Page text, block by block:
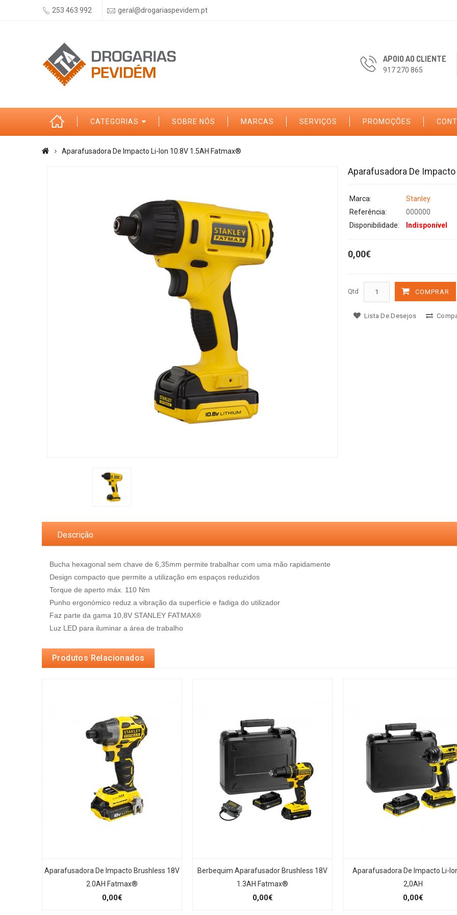
253 463 992 geral@drogariaspevidem.pt
APOIO AO CLIENTE
917 270 865
CATEGORIAS SOBRE NÓS MARCAS SERVIÇOS PROMOÇÕES
Aparafusadora De Impacto Li-Ion 10.8V 1.5AH Fatmax®
Aparafusadora De
Marca:
Stanley
Referência:
000000
Disponibilidade:
Indisponível
0,00€
Qtd COMPRAR
Lista De Desejos
Descrição
Bucha hexagonal sem chave de 6,35mm permite trabalhar com uma mão rapidamente
Design compacto que permite a utilização em espaços reduzidos
Torque de aperto máx. 110 Nm
Punho ergonómico reduz a vibração da superfície e fadiga do utilizador
Faz parte da gama 10,8V STANLEY FATMAX®
Luz LED para iluminar a área de trabalho
Produtos Relacionados
Aparafusadora De Impacto Brushless 18V
2.0AH Fatmax®
0,00€
Berbequim Aparafusador Brushless 18V
1.3AH Fatmax®
0,00€
Aparafusadora De Impacto Li-
2,0AH
0,00€